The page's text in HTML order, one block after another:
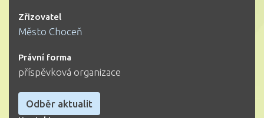
Zřizovatel
Město Choceň
Právní forma
příspěvková organizace
Odběr aktualit